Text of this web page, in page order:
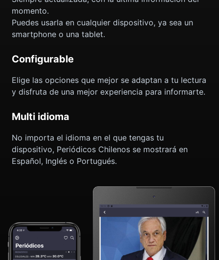
momento.
Puedes usarla en cualquier dispositivo, ya sea un
smartphone o una tablet.
Configurable
Elige las opciones que mejor se adaptan a tu lectura
y disfruta de una mejor experiencia para informarte.
Multi idioma
No importa el idioma en el que tengas tu
dispositivo, Periódicos Chilenos se mostrará en
Español, Inglés o Portugués.